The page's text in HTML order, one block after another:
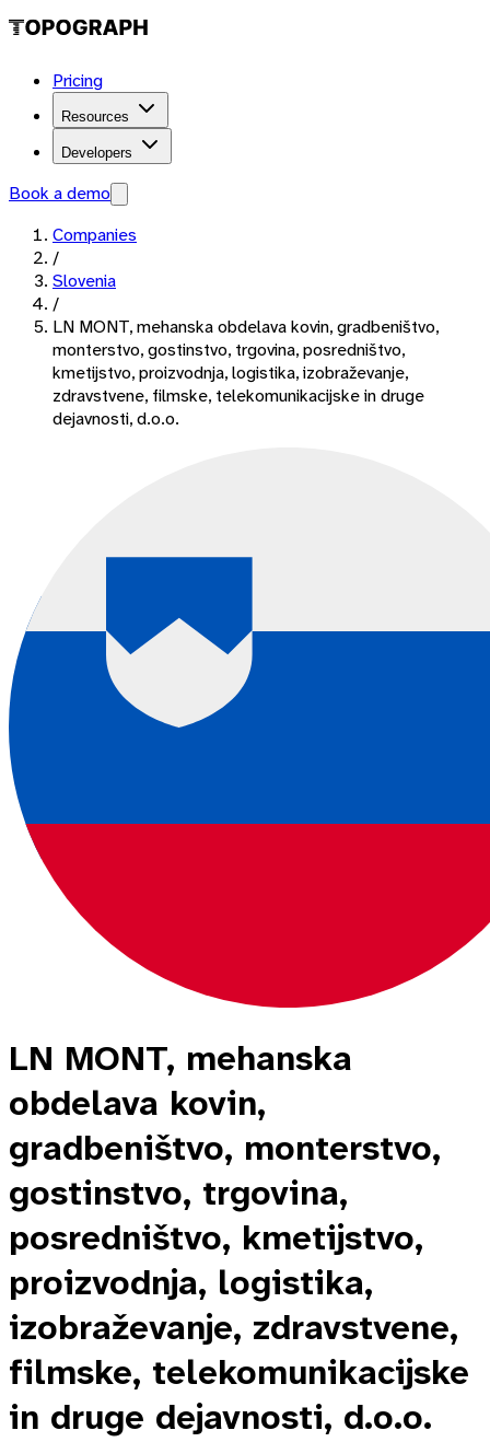
Pricing
Resources
Developers
Book a demo
Companies
/
Slovenia
/
LN MONT, mehanska obdelava kovin, gradbeništvo,
monterstvo, gostinstvo, trgovina, posredništvo,
kmetijstvo, proizvodnja, logistika, izobraževanje,
zdravstvene, filmske, telekomunikacijske in druge
dejavnosti, d.o.o.
LN MONT, mehanska
obdelava kovin,
gradbeništvo, monterstvo,
gostinstvo, trgovina,
posredništvo, kmetijstvo,
proizvodnja, logistika,
izobraževanje, zdravstvene,
filmske, telekomunikacijske
in druge dejavnosti, d.o.o.